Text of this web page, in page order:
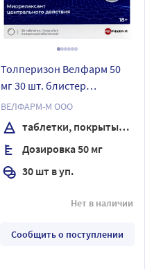
Толперизон Велфарм 50
мг 30 шт. блистер
таблетки, покрытые
пленочной оболочкой
ВЕЛФАРМ-М ООО
таблетки, покрытые пленочной оболочкой
Дозировка 50 мг
30 шт в уп.
Нет в наличии
Сообщить о поступлении